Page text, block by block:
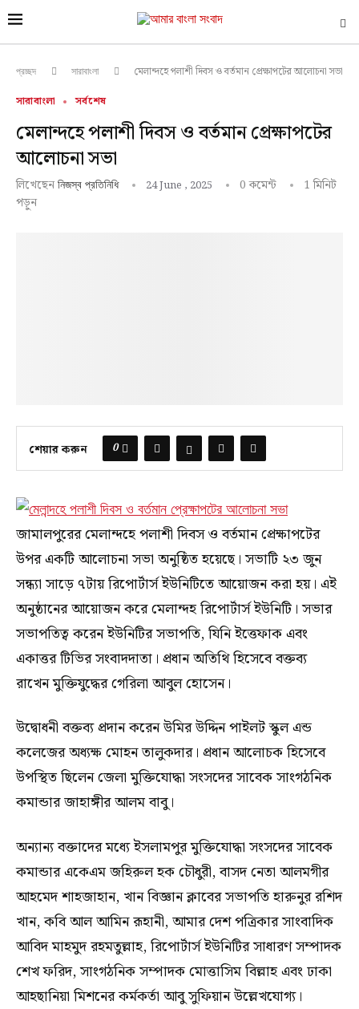
প্রচ্ছদ সারাবাংলা মেলান্দহে পলাশী দিবস ও বর্তমান প্রেক্ষাপটের আলোচনা সভা
সারাবাংলা সর্বশেষ
মেলান্দহে পলাশী দিবস ও বর্তমান প্রেক্ষাপটের
আলোচনা সভা
লিখেছেন নিজস্ব প্রতিনিধি 24 June , 2025 0 কমেন্ট
1 মিনিট
পড়ুন
শেয়ার করুন 0
জামালপুরের মেলান্দহে পলাশী দিবস ও বর্তমান প্রেক্ষাপটের
উপর একটি আলোচনা সভা অনুষ্ঠিত হয়েছে। সভাটি ২৩ জুন
সন্ধ্যা সাড়ে ৭টায় রিপোর্টার্স ইউনিটিতে আয়োজন করা হয়। এই
অনুষ্ঠানের আয়োজন করে মেলান্দহ রিপোর্টার্স ইউনিটি। সভার
সভাপতিত্ব করেন ইউনিটির সভাপতি, যিনি ইত্তেফাক এবং
একাত্তর টিভির সংবাদদাতা। প্রধান অতিথি হিসেবে বক্তব্য
রাখেন মুক্তিযুদ্ধের গেরিলা আবুল হোসেন।
উদ্বোধনী বক্তব্য প্রদান করেন উমির উদ্দিন পাইলট স্কুল এন্ড
কলেজের অধ্যক্ষ মোহন তালুকদার। প্রধান আলোচক হিসেবে
উপস্থিত ছিলেন জেলা মুক্তিযোদ্ধা সংসদের সাবেক সাংগঠনিক
কমান্ডার জাহাঙ্গীর আলম বাবু।
অন্যান্য বক্তাদের মধ্যে ইসলামপুর মুক্তিযোদ্ধা সংসদের সাবেক
কমান্ডার একেএম জহিরুল হক চৌধুরী, বাসদ নেতা আলমগীর
আহমেদ শাহজাহান, খান বিজ্ঞান ক্লাবের সভাপতি হারুনুর রশিদ
খান, কবি আল আমিন রূহানী, আমার দেশ পত্রিকার সাংবাদিক
আবিদ মাহমুদ রহমতুল্লাহ, রিপোর্টার্স ইউনিটির সাধারণ সম্পাদক
শেখ ফরিদ, সাংগঠনিক সম্পাদক মোত্তাসিম বিল্লাহ এবং ঢাকা
আহছানিয়া মিশনের কর্মকর্তা আবু সুফিয়ান উল্লেখযোগ্য।